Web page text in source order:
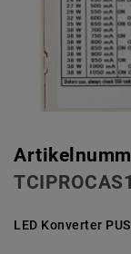
LED Konverter